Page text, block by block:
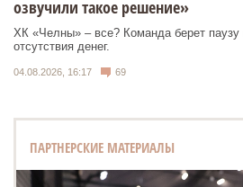
озвучили такое решение»
ХК «Челны» – все? Команда берет паузу
отсутствия денег.
04.08.2026, 16:17 69
ПАРТНЕРСКИЕ МАТЕРИАЛЫ